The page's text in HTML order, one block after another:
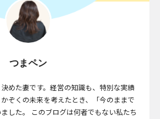
つまペン
めた妻です。経営の知識も、特別な実績
ぞくの未来を考えたとき、「今のままで
した。 このブログは何者でもない私たち